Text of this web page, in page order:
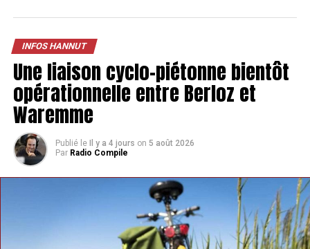
INFOS HANNUT
Une liaison cyclo-piétonne bientôt
opérationnelle entre Berloz et
Waremme
Publié le Il y a 4 jours on 5 août 2026
Par Radio Compile